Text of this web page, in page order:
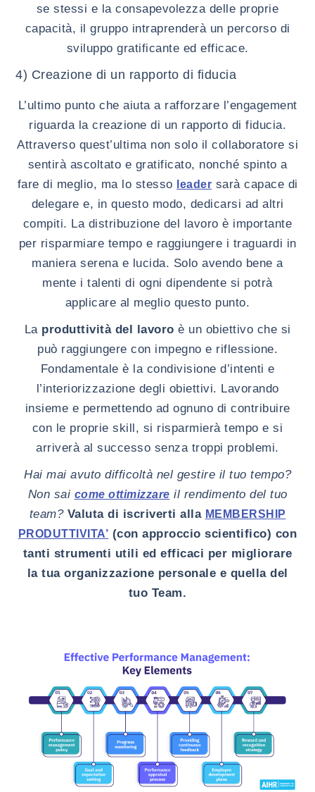
se stessi e la consapevolezza delle proprie
capacità, il gruppo intraprenderà un percorso di
sviluppo gratificante ed efficace.
4) Creazione di un rapporto di fiducia
L’ultimo punto che aiuta a rafforzare l’engagement
riguarda la creazione di un rapporto di fiducia.
Attraverso quest’ultima non solo il collaboratore si
sentirà ascoltato e gratificato, nonché spinto a
fare di meglio, ma lo stesso
leader sarà capace di
delegare e, in questo modo, dedicarsi ad altri
compiti. La distribuzione del lavoro è importante
per risparmiare tempo e raggiungere i traguardi in
maniera serena e lucida. Solo avendo bene a
mente i talenti di ogni dipendente si potrà
applicare al meglio questo punto.
La produttività del lavoro è un obiettivo che si
può raggiungere con impegno e riflessione.
Fondamentale è la condivisione d’intenti e
l’interiorizzazione degli obiettivi. Lavorando
insieme e permettendo ad ognuno di contribuire
con le proprie skill, si risparmierà tempo e si
arriverà al successo senza troppi problemi.
Hai mai avuto difficoltà nel gestire il tuo tempo?
Non sai come ottimizzare il rendimento del tuo
team? Valuta di iscriverti alla MEMBERSHIP
PRODUTTIVITA’ (con approccio scientifico) con
tanti strumenti utili ed efficaci per migliorare
la tua organizzazione personale e quella del
tuo Team.